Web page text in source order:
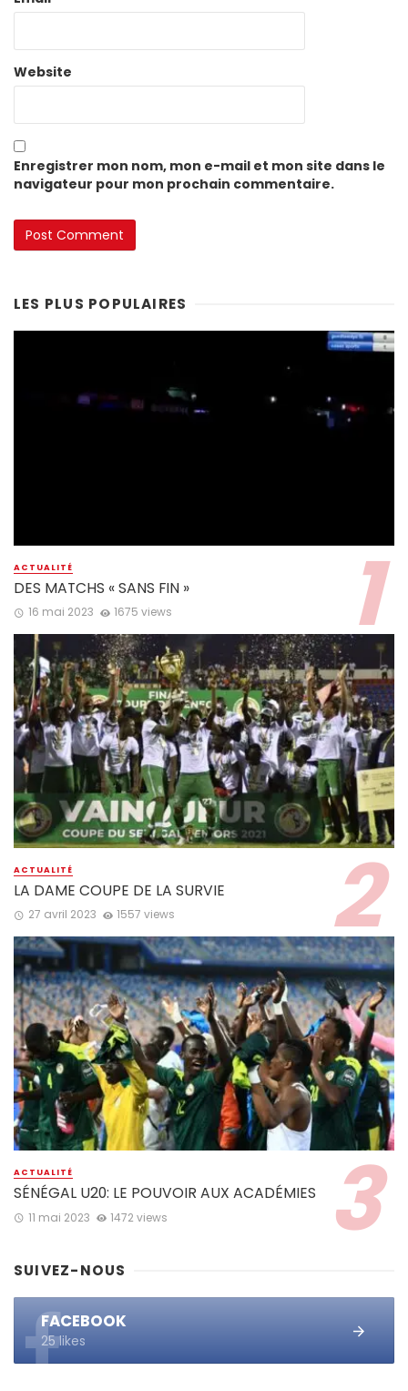
Website
Enregistrer mon nom, mon e-mail et mon site dans le
navigateur pour mon prochain commentaire.
LES PLUS POPULAIRES
ACTUALITÉ
DES MATCHS « SANS FIN »
16 mai 2023 1675 views
ACTUALITÉ
LA DAME COUPE DE LA SURVIE
27 avril 2023 1557 views
ACTUALITÉ
SÉNÉGAL U20: LE POUVOIR AUX ACADÉMIES
11 mai 2023 1472 views
SUIVEZ-NOUS
FACEBOOK
25 likes